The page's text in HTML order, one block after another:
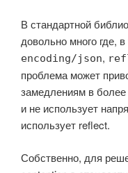
В стандартной
довольно много где,
encoding/json,
проблема может
замедлениям в
и не использует
использует reflect.
Собственно, для